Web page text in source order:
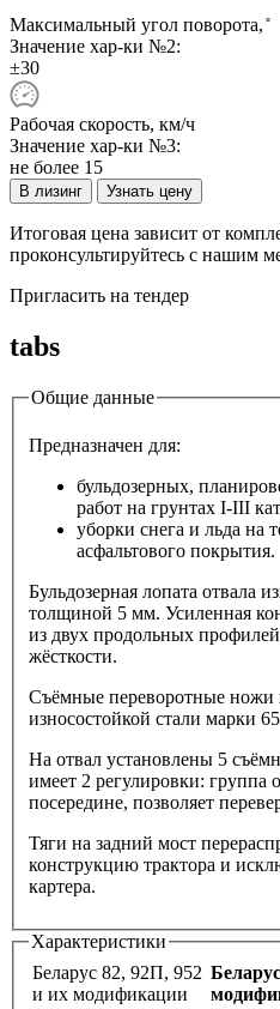
Максимальный угол поворота, ̊
Значение хар-ки №2:
±30
Рабочая скорость, км/ч
Значение хар-ки №3:
не более 15
В лизинг Узнать цену
Итоговая цена зависит от
проконсультируйтесь с нашим
Пригласить на тендер
tabs
Общие данные
Предназначен для:
бульдозерных,
работ на грунтах I-III
уборки снега и льда на
асфальтового покрытия.
Бульдозерная лопата отвала
толщиной 5 мм. Усиленная
из двух продольных
жёсткости.
Съёмные переворотные ножи
износостойкой стали марки
На отвал установлены 5
имеет 2 регулировки: группа
посередине, позволяет
Тяги на задний мост
конструкцию трактора и
картера.
Характеристики
Беларус 82, 92П, 952
и их модификации